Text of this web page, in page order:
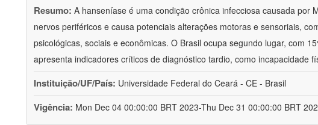
Resumo: A hanseníase é uma condição crônica infecciosa causada por
nervos periféricos e causa potenciais alterações motoras e sensoriais,
psicológicas, sociais e econômicas. O Brasil ocupa segundo lugar, com
apresenta indicadores críticos de diagnóstico tardio, como incapacidade
Instituição/UF/País: Universidade Federal do Ceará - CE - Brasil
Vigência: Mon Dec 04 00:00:00 BRT 2023-Thu Dec 31 00:00:00 BRT